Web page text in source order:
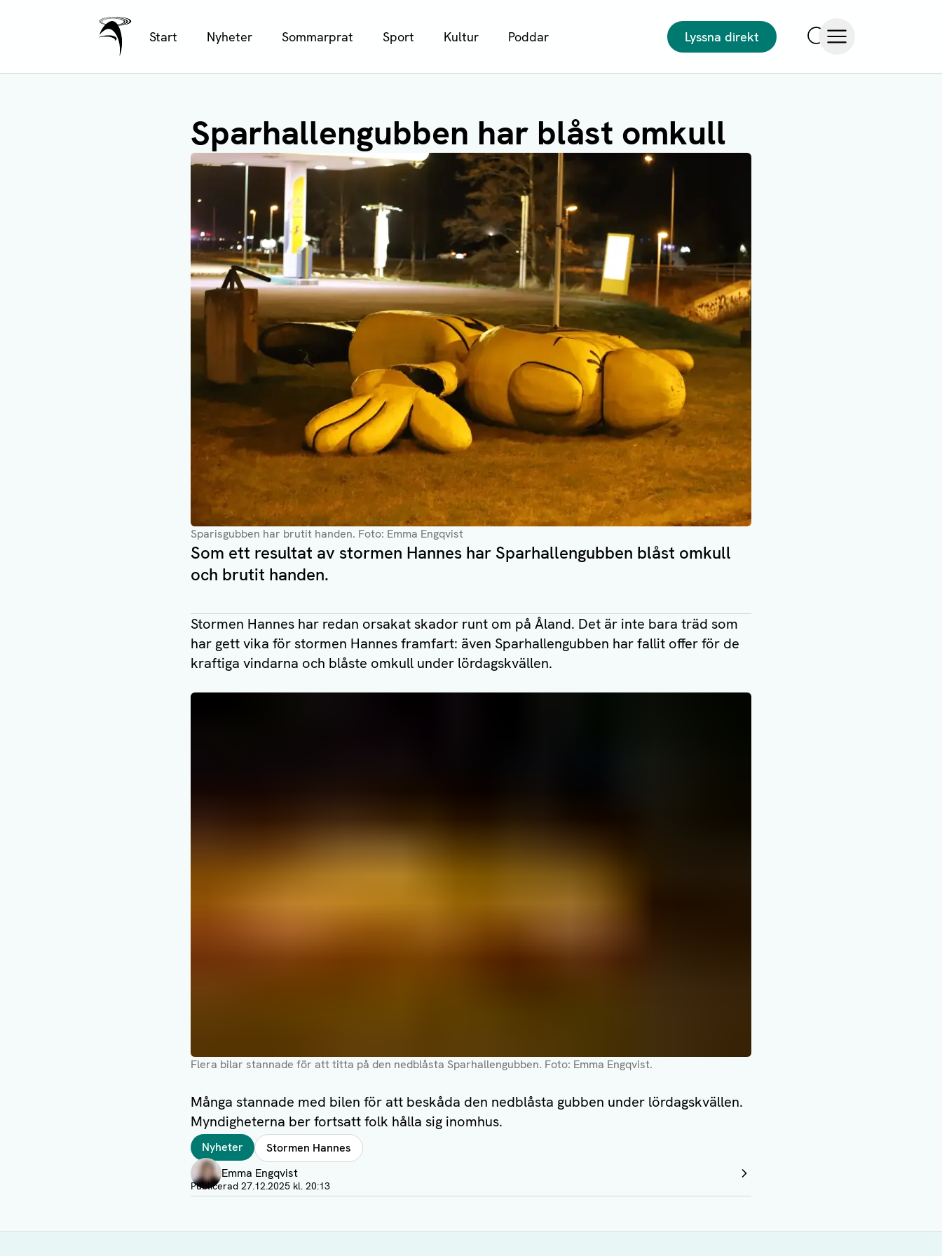
Ålands Radio & TV
Start Nyheter Sommarprat Sport Kultur Poddar
Lyssna direkt
Sparhallengubben har blåst omkull
Sparisgubben har brutit handen. Foto: Emma Engqvist
Som ett resultat av stormen Hannes har Sparhallengubben blåst omkull
och brutit handen.
Stormen Hannes har redan orsakat skador runt om på Åland. Det är inte bara träd som
har gett vika för stormen Hannes framfart: även Sparhallengubben har fallit offer för de
kraftiga vindarna och blåste omkull under lördagskvällen.
Flera bilar stannade för att titta på den nedblåsta Sparhallengubben. Foto: Emma Engqvist.
Många stannade med bilen för att beskåda den nedblåsta gubben under lördagskvällen.
Myndigheterna ber fortsatt folk hålla sig inomhus.
TaggarNyheter Stormen Hannes
Författare
Emma Engqvist
Visa profil
Publicerad 27.12.2025 kl. 20:13